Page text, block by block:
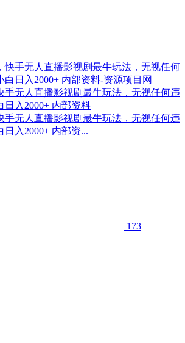
手无人直播影视剧最牛玩法，无视任何违
入2000+ 内部资料
手无人直播影视剧最牛玩法，无视任何违
入2000+ 内部资...
173